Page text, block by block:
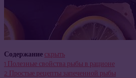
Содержаниескрыть
1Полезные свойства рыбы в рационе
2Простые рецепты запеченной рыбы